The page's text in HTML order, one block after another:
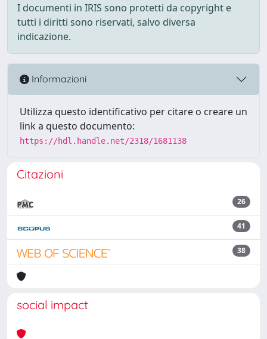
I documenti in IRIS sono protetti da copyright e
tutti i diritti sono riservati, salvo diversa
indicazione.
Informazioni
Utilizza questo identificativo per citare o creare un
link a questo documento:
https://hdl.handle.net/2318/1681138
Citazioni
26
41
38
social impact